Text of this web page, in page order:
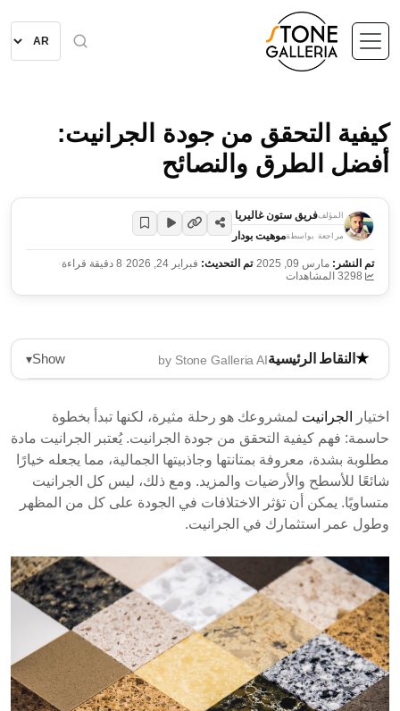
كيفية التحقق من جودة الجرانيت:
أفضل الطرق والنصائح
المؤلففريق ستون غاليريا
مراجعة بواسطةموهيت بودار
تم النشر: مارس 09, 2025 ·تم التحديث: فبراير 24, 2026 ·8 دقيقة قراءة
·
النقاط الرئيسيةby Stone Galleria AI
Show
▾
الدرجة. يوضح هذا الدليل كيفية تقييم الجرانيت من خلال
التصنيف، جودة التلميع، السماكة، المسامية، والسلامة
الهيكلية لضمان اختيار مناسب للمشاريع.
يتم تصنيف الجرانيت إلى ثلاث درجات: ممتازة،
قياسية، وتجارية، كل منها يتميز بخصائص جودة
مميزة.
تشمل الفحوصات الرئيسية للجودة تقييم التلميع،
السماكة، المسامية، والفحص البصري للعيوب.
فهم جودة الجرانيت يساعد في ضمان المتانة
والجاذبية الجمالية لمختلف التطبيقات.
معرفة كيفية تقييم جودة الجرانيت أمر ضروري لاتخاذ
قرارات شراء مستنيرة.
اختيار الجرانيت لمشروعك هو رحلة مثيرة، لكنها تبدأ بخطوة
حاسمة: فهم كيفية التحقق من جودة الجرانيت. يُعتبر الجرانيت مادة
مطلوبة بشدة، معروفة بمتانتها وجاذبيتها الجمالية، مما يجعله خيارًا
شائعًا للأسطح والأرضيات والمزيد. ومع ذلك، ليس كل الجرانيت
متساويًا. يمكن أن تؤثر الاختلافات في الجودة على كل من المظهر
وطول عمر استثمارك في الجرانيت.